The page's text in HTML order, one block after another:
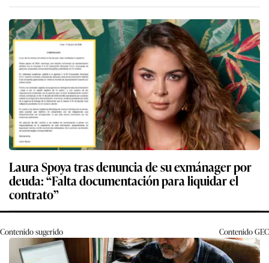
Laura Spoya tras denuncia de su exmánager por
deuda: “Falta documentación para liquidar el
contrato”
Contenido sugerido ContenidoGEC